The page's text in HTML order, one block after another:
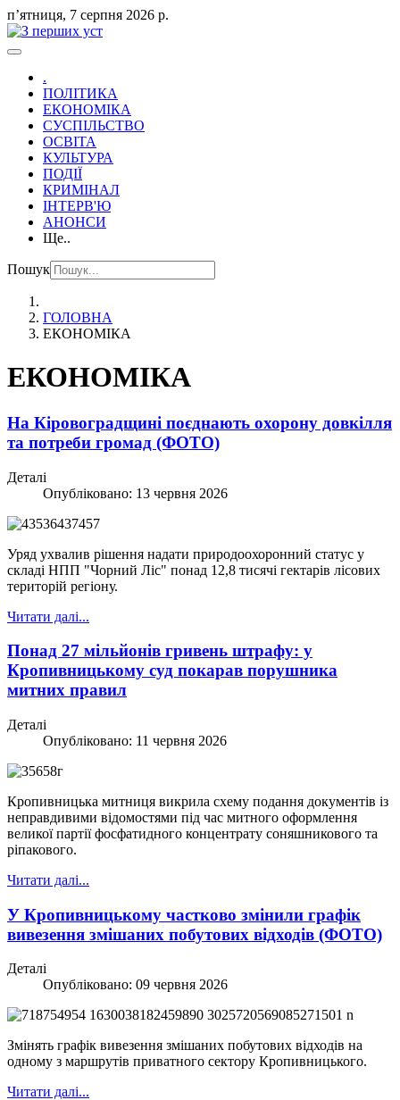
пʼятниця, 7 серпня 2026 р.
.
ПОЛІТИКА
ЕКОНОМІКА
СУСПІЛЬСТВО
ОСВІТА
КУЛЬТУРА
ПОДІЇ
КРИМІНАЛ
ІНТЕРВ'Ю
АНОНСИ
Ще..
Пошук
ГОЛОВНА
ЕКОНОМІКА
ЕКОНОМІКА
На Кіровоградщині поєднають охорону довкілля
та потреби громад (ФОТО)
Деталі
Опубліковано: 13 червня 2026
Уряд ухвалив рішення надати природоохоронний статус у
складі НПП "Чорний Ліс" понад 12,8 тисячі гектарів лісових
територій регіону.
Читати далі...
Понад 27 мільйонів гривень штрафу: у
Кропивницькому суд покарав порушника
митних правил
Деталі
Опубліковано: 11 червня 2026
Кропивницька митниця викрила схему подання документів із
неправдивими відомостями під час митного оформлення
великої партії фосфатидного концентрату соняшникового та
ріпакового.
Читати далі...
У Кропивницькому частково змінили графік
вивезення змішаних побутових відходів (ФОТО)
Деталі
Опубліковано: 09 червня 2026
Змінять графік вивезення змішаних побутових відходів на
одному з маршрутів приватного сектору Кропивницького.
Читати далі...